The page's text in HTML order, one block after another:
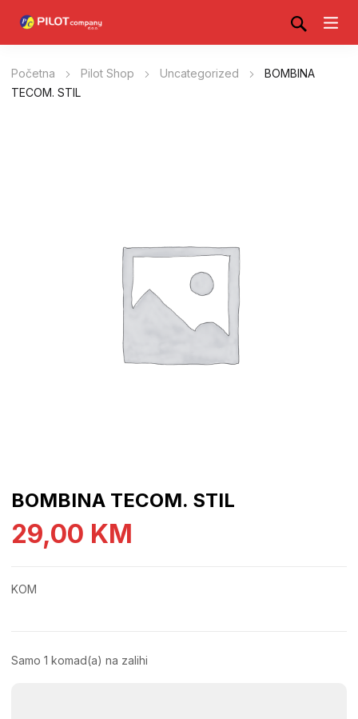
Početna Pilot Shop Uncategorized
BOMBINA
TECOM. STIL
BOMBINA TECOM. STIL
29,00 KM
KOM
Samo 1 komad(a) na zalihi